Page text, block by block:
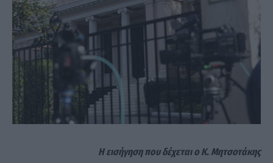
Η εισήγηση που δέχεται ο Κ. Μητσοτάκης